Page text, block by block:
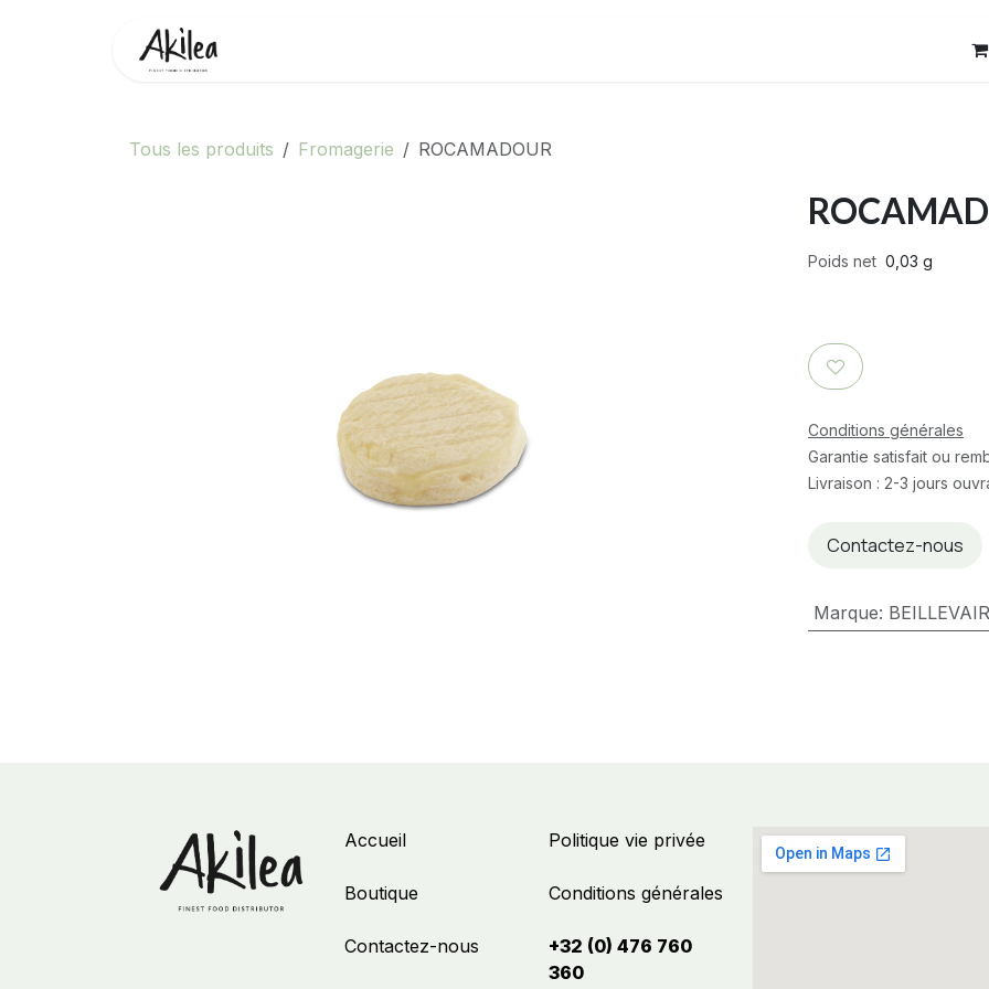
Tous les produits Fromagerie ROCAMADOUR
Poids net 0,03 g
Conditions générales
Garantie satisfait ou
Livraison : 2-3 jours
Contactez-nous
Marque:
Politique vie privée
Conditions générales
+32 (0) 476 760
360
Accueil
Boutique
Contactez-nous